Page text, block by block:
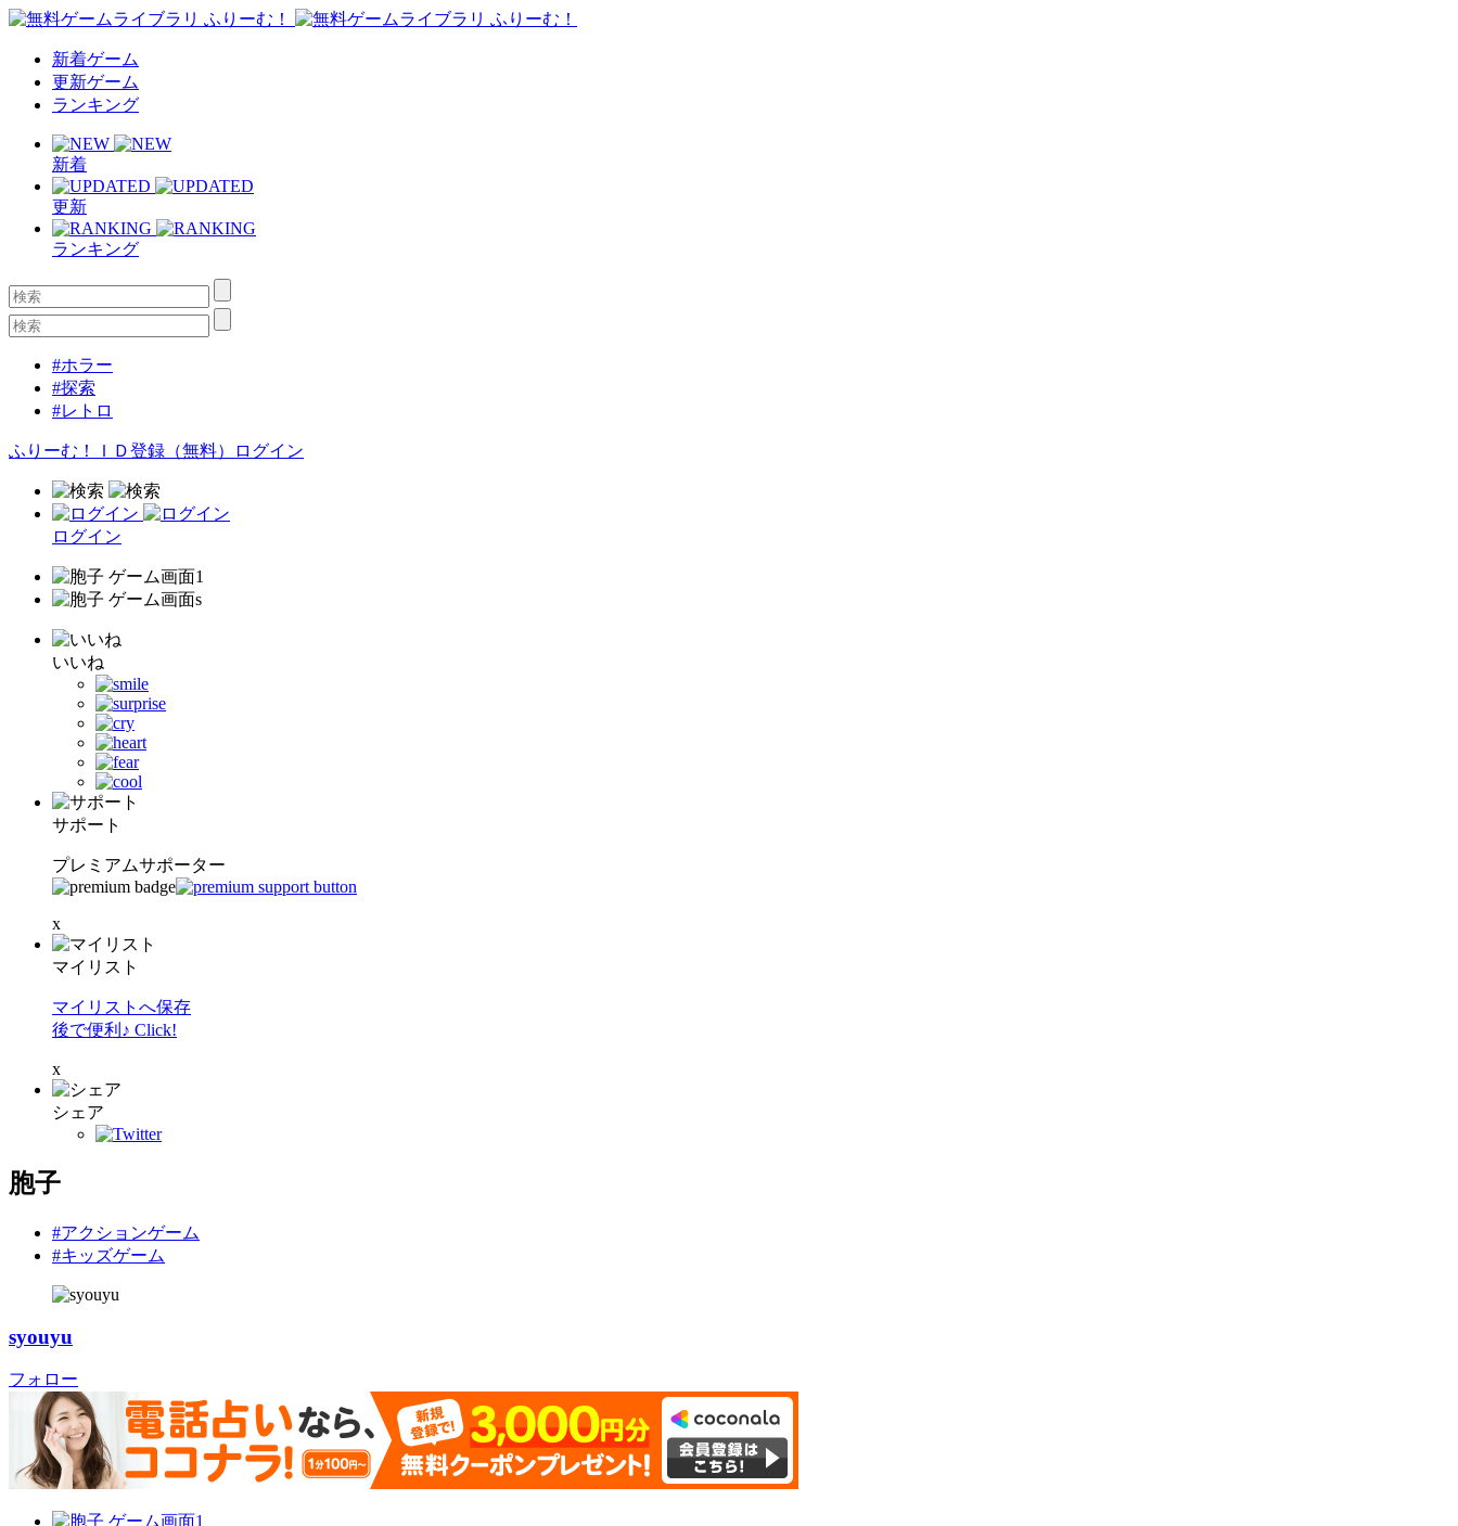
新着ゲーム
更新ゲーム
ランキング
新着
更新
ランキング
#ホラー
#探索
#レトロ
ふりーむ！ＩＤ登録（無料） ログイン
ログイン
いいね
サポート
プレミアムサポーター
x
マイリスト
マイリストへ保存
後で便利♪ Click!
x
シェア
胞子
#アクションゲーム
#キッズゲーム
syouyu
フォロー